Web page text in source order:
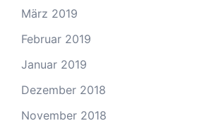
März 2019
Februar 2019
Januar 2019
Dezember 2018
November 2018